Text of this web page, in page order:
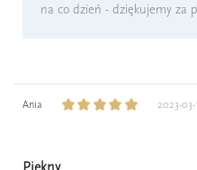
na co dzień - dziękujemy za
Ania 2023-03-